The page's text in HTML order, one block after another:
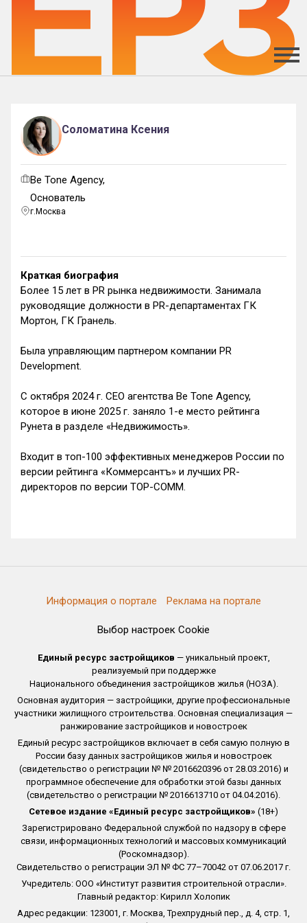
Соломатина Ксения
Be Tone Agency,
Основатель
г.Москва
Краткая биография
Более 15 лет в PR рынка недвижимости. Занимала
руководящие должности в PR-департаментах ГК
Мортон, ГК Гранель.
Была управляющим партнером компании PR
Development.
С октября 2024 г. CEO агентства Be Tone Agency,
которое в июне 2025 г. заняло 1-е место рейтинга
Рунета в разделе «Недвижимость».
Входит в топ-100 эффективных менеджеров России по
версии рейтинга «Коммерсантъ» и лучших PR-
директоров по версии TOP-COMM.
Информация о портале Реклама на портале
Выбор настроек Cookie
Единый ресурс застройщиков — уникальный проект,
реализуемый при поддержке
Национального объединения застройщиков жилья (НОЗА).
Основная аудитория — застройщики, другие профессиональные
участники жилищного строительства. Основная специализация —
ранжирование застройщиков и новостроек
Единый ресурс застройщиков включает в себя самую полную в
России базу данных застройщиков жилья и новостроек
(свидетельство о регистрации № № 2016620396 от 28.03.2016) и
программное обеспечение для обработки этой базы данных
(свидетельство о регистрации № 2016613710 от 04.04.2016).
Сетевое издание «Единый ресурс застройщиков» (18+)
Зарегистрировано Федеральной службой по надзору в сфере
связи, информационных технологий и массовых коммуникаций
(Роскомнадзор).
Свидетельство о регистрации ЭЛ № ФС 77–70042 от 07.06.2017 г.
Учредитель: ООО «Институт развития строительной отрасли».
Главный редактор: Кирилл Холопик
Адрес редакции: 123001, г. Москва, Трехпрудный пер., д. 4, стр. 1,